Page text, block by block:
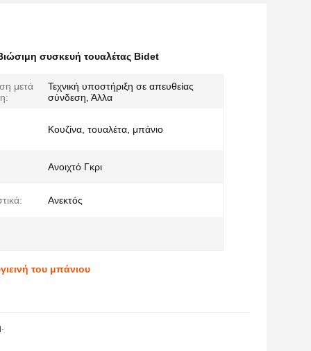
συσκευή τουαλέτας Bidet
μετά
Τεχνική υποστήριξη σε απευθείας
σύνδεση, Άλλα
Κουζίνα, τουαλέτα, μπάνιο
Ανοιχτό Γκρι
Ανεκτός
του μπάνιου